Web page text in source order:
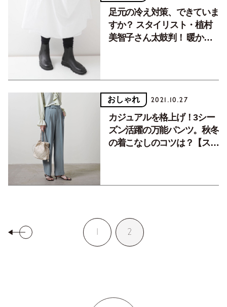
足元の冷え対策、できていま
すか？ スタイリスト・植村
美智子さん太鼓判！ 暖かく
おしゃれ 2021.10.27
カジュアルを格上げ！3シー
ズン活躍の万能パンツ。秋冬
の着こなしのコツは？【スタ
1 2